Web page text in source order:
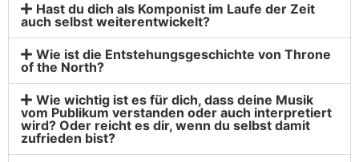
Hast du dich als Komponist im Laufe der Zeit
auch selbst weiterentwickelt?
Wie ist die Entstehungsgeschichte von Throne
of the North?
Wie wichtig ist es für dich, dass deine Musik
vom Publikum verstanden oder auch interpretiert
wird? Oder reicht es dir, wenn du selbst damit
zufrieden bist?